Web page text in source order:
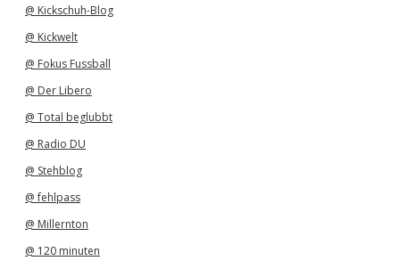
@ Kickschuh-Blog
@ Kickwelt
@ Fokus Fussball
@ Der Libero
@ Total beglubbt
@ Radio DU
@ Stehblog
@ fehlpass
@ Millernton
@ 120 minuten